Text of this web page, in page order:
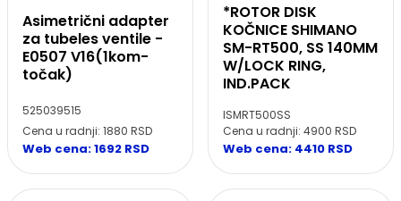
Asimetrični adapter
za tubeles ventile -
E0507 V16(1kom-
točak)
525039515
Cena u radnji: 1880 RSD
Web cena: 1692 RSD
*ROTOR DISK
KOČNICE SHIMANO
SM-RT500, SS 140MM
W/LOCK RING,
IND.PACK
ISMRT500SS
Cena u radnji: 4900 RSD
Web cena: 4410 RSD